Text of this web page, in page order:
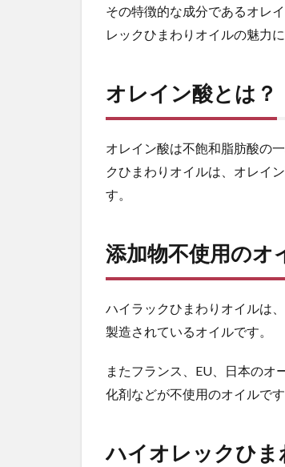
は？
2
酸と
加
用
の
オ
ル
4
イ
オ
ひ
その特徴的な成分であるオレ
レックひまわりオイルの魅力
オレイン酸とは？
オレイン酸は不飽和脂肪酸の
クひまわりオイルは、オレイ
す。
添加物不使用のオ
ハイラックひまわりオイルは
製造されているオイルです。
またフランス、EU、日本のオ
化剤などが不使用のオイルで
ハイオレックひ